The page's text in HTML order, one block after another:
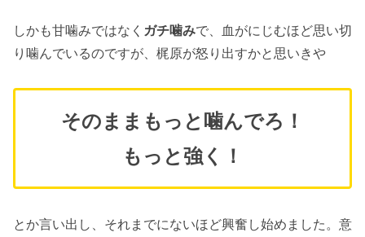
しかも甘噛みではなく ガチ噛みで、血がにじむほど思い切
り噛んでいるのですが、梶原が怒り出すかと思いきや
そのままもっと噛んでろ！
もっと強く！
とか言い出し、それまでにないほど興奮し始めました。意